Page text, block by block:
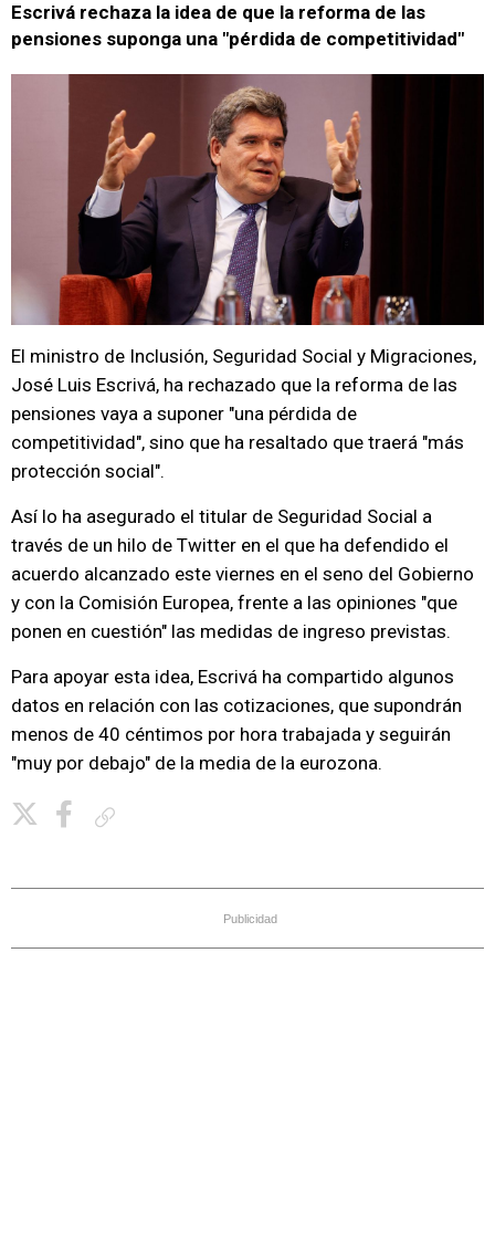
Escrivá rechaza la idea de que la reforma de las
pensiones suponga una "pérdida de competitividad"
El ministro de Inclusión, Seguridad Social y Migraciones,
José Luis Escrivá, ha rechazado que la reforma de las
pensiones vaya a suponer "una pérdida de
competitividad", sino que ha resaltado que traerá "más
protección social".
Así lo ha asegurado el titular de Seguridad Social a
través de un hilo de Twitter en el que ha defendido el
acuerdo alcanzado este viernes en el seno del Gobierno
y con la Comisión Europea, frente a las opiniones "que
ponen en cuestión" las medidas de ingreso previstas.
Para apoyar esta idea, Escrivá ha compartido algunos
datos en relación con las cotizaciones, que supondrán
menos de 40 céntimos por hora trabajada y seguirán
"muy por debajo" de la media de la eurozona.
Publicidad